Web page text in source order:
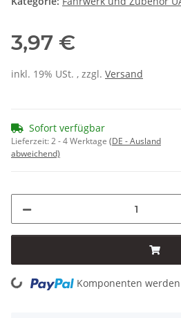
3,97 €
inkl. 19% USt. , zzgl. Versand
Sofort verfügbar
Lieferzeit:2 - 4 Werktage (DE - Ausland
abweichend)
Loading... Komponenten